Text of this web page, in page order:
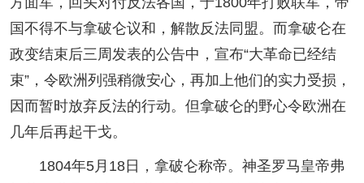
国不得不与拿破仑议和，解散反法同盟。而拿破仑在
政变结束后三周发表的公告中，宣布“大革命已经结
束”，令欧洲列强稍微安心，再加上他们的实力受损，
因而暂时放弃反法的行动。但拿破仑的野心令欧洲在
几年后再起干戈。
1804年5月18日，拿破仑称帝。神圣罗马皇帝弗